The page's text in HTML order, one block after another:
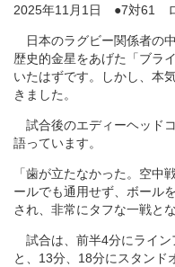
2025年11月1日 ●7対61
日本のラグビー関係者の
歴史的金星をあげた「ブラ
いたはずです。しかし、本
きました。
試合後のエディーヘッド
語っています。
「歯が立たなかった。空中
ールでも通用せず、ボール
され、非常にタフな一戦と
試合は、前半4分にライン
と、13分、18分にスタンド